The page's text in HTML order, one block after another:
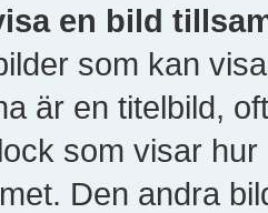
en bild
som kan
är en titelbild,
som visar
Den andra